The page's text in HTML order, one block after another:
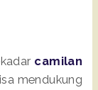
camilan
mendukung